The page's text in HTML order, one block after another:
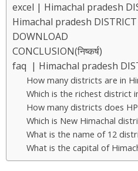
excel | Himachal pradesh
Himachal pradesh
DOWNLOAD
CONCLUSION(निष्कर्ष)
faq | Himachal pradesh
How many districts are in
Which is the richest district
How many districts does
Which is New Himachal
What is the name of 12
What is the capital of